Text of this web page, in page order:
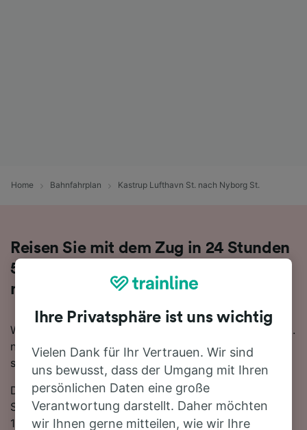
Home Bahnfahrplan Kastrup Lufthavn St. nach Nyborg St.
Reisen Sie mit dem Zug in 24 Stunden
5 Minuten von Kastrup Lufthavn St.
nach Nyborg St.
Wenn Sie mehr über die Reise von Kastrup Lufthavn St.
nach Nyborg St. mit dem Zug erfahren möchten,
suchen Sie nicht länger!
Die schnellste Reisezeit auf dieser Strecke beträgt 24
Stunden 5 Minuten, wobei etwa 10 Züge am Tag die
122 km zwischen den beiden Bahnhöfen zurücklegen.
Ihre Privatsphäre ist uns wichtig
Vielen Dank für Ihr Vertrauen. Wir sind
uns bewusst, dass der Umgang mit Ihren
persönlichen Daten eine große
Verantwortung darstellt. Daher möchten
wir Ihnen gerne mitteilen, wie wir Ihre